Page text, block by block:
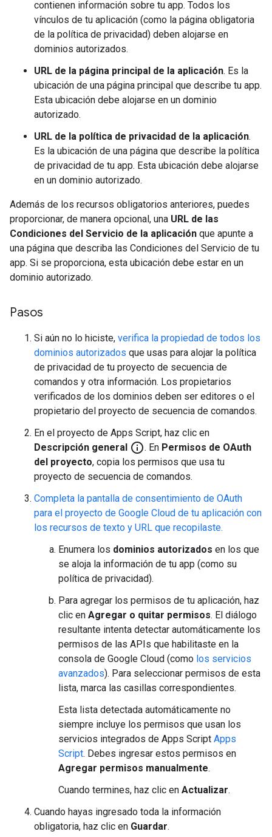
contienen información sobre tu app. Todos los
vínculos de tu aplicación (como la página obligatoria
de la política de privacidad) deben alojarse en
dominios autorizados.
URL de la página principal de la aplicación. Es la
ubicación de una página principal que describe tu app.
Esta ubicación debe alojarse en un dominio
autorizado.
URL de la política de privacidad de la aplicación.
Es la ubicación de una página que describe la política
de privacidad de tu app. Esta ubicación debe alojarse
en un dominio autorizado.
Además de los recursos obligatorios anteriores, puedes
proporcionar, de manera opcional, una URL de las
Condiciones del Servicio de la aplicación que apunte a
una página que describa las Condiciones del Servicio de tu
app. Si se proporciona, esta ubicación debe estar en un
dominio autorizado.
Pasos
Si aún no lo hiciste, verifica la propiedad de todos los
dominios autorizados que usas para alojar la política
de privacidad de tu proyecto de secuencia de
comandos y otra información. Los propietarios
verificados de los dominios deben ser editores o el
propietario del proyecto de secuencia de comandos.
En el proyecto de Apps Script, haz clic en
Descripción general info_outline. En Permisos de OAuth
del proyecto, copia los permisos que usa tu
proyecto de secuencia de comandos.
Completa la pantalla de consentimiento de OAuth
para el proyecto de Google Cloud de tu aplicación con
los recursos de texto y URL que recopilaste.
Enumera los dominios autorizados en los que
se aloja la información de tu app (como su
política de privacidad).
Para agregar los permisos de tu aplicación, haz
clic en Agregar o quitar permisos. El diálogo
resultante intenta detectar automáticamente los
permisos de las APIs que habilitaste en la
consola de Google Cloud (como los servicios
avanzados). Para seleccionar permisos de esta
lista, marca las casillas correspondientes.
Esta lista detectada automáticamente no
siempre incluye los permisos que usan los
servicios integrados de Apps Script Apps
Script. Debes ingresar estos permisos en
Agregar permisos manualmente.
Cuando termines, haz clic en Actualizar.
Cuando hayas ingresado toda la información
obligatoria, haz clic en Guardar.